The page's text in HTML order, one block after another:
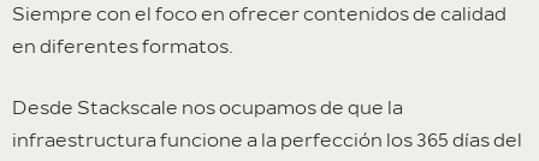
Siempre con el foco en ofrecer contenidos de calidad
en diferentes formatos.
Desde Stackscale nos ocupamos de que la
infraestructura funcione a la perfección los 365 días del